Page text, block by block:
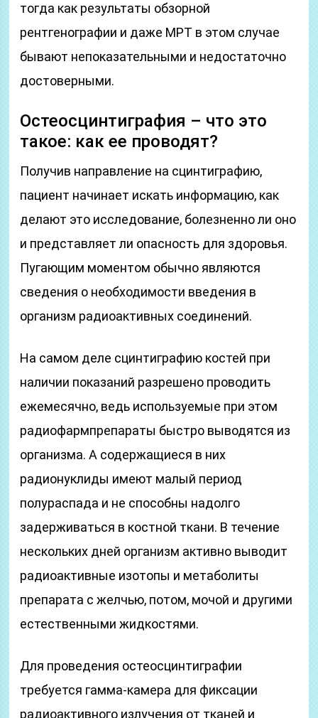
тогда как результаты обзорной
рентгенографии и даже МРТ в этом случае
бывают непоказательными и недостаточно
достоверными.
Остеосцинтиграфия – что это
такое: как ее проводят?
Получив направление на сцинтиграфию,
пациент начинает искать информацию, как
делают это исследование, болезненно ли оно
и представляет ли опасность для здоровья.
Пугающим моментом обычно являются
сведения о необходимости введения в
организм радиоактивных соединений.
На самом деле сцинтиграфию костей при
наличии показаний разрешено проводить
ежемесячно, ведь используемые при этом
радиофармпрепараты быстро выводятся из
организма. А содержащиеся в них
радионуклиды имеют малый период
полураспада и не способны надолго
задерживаться в костной ткани. В течение
нескольких дней организм активно выводит
радиоактивные изотопы и метаболиты
препарата с желчью, потом, мочой и другими
естественными жидкостями.
Для проведения остеосцинтиграфии
требуется гамма-камера для фиксации
радиоактивного излучения от тканей и